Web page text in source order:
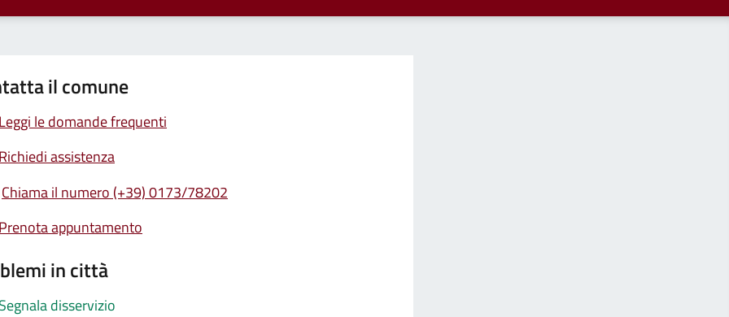
il comune
Leggi le domande frequenti
Richiedi assistenza
Chiama il numero (+39) 0173/78202
Prenota appuntamento
in città
Segnala disservizio